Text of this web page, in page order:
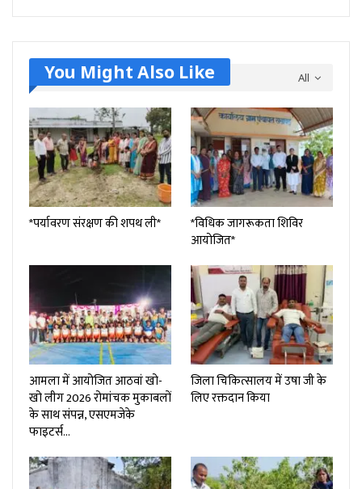
All
You Might Also Like
*पर्यावरण संरक्षण की शपथ ली*
*विधिक जागरूकता शिविर
आयोजित*
आमला में आयोजित आठवां खो-
खो लीग 2026 रोमांचक मुकाबलों
के साथ संपन्न, एसएमजेके
फाइटर्स…
जिला चिकित्सालय में उषा जी के
लिए रक्तदान किया